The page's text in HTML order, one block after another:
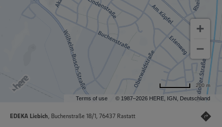
Terms of use © 1987–2026 HERE, IGN, Deutschland
200 m
EDEKA Liebich, Buchenstraße 18/1, 76437 Rastatt